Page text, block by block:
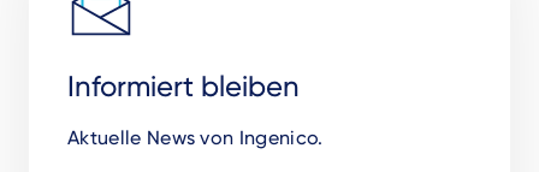
Informiert bleiben
Aktuelle News von Ingenico.